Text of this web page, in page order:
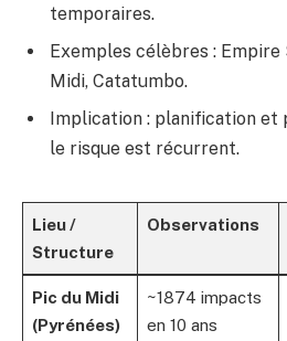
temporaires.
Exemples célèbres :
Midi, Catatumbo.
Implication : planification et
le risque est récurrent.
Lieu /
Structure
Observations
Pic du Midi
(Pyrénées)
~1874 impacts
en 10 ans